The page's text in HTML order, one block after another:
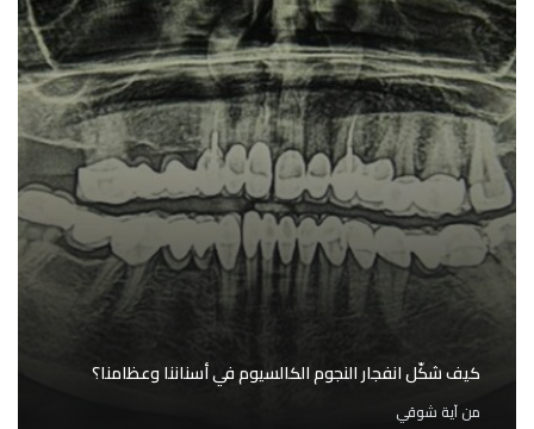
كيف شكّل انفجار النجوم الكالسيوم في أسناننا وعظامنا؟
منآية شوقي